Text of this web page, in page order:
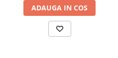
ADAUGA IN COS